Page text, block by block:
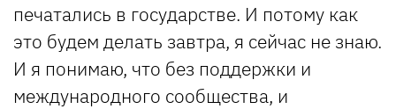
печатались в государстве. И потому как
это будем делать завтра, я сейчас не знаю.
И я понимаю, что без поддержки и
международного сообщества, и